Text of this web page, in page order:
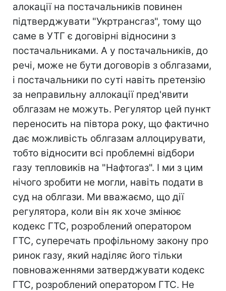
алокації на постачальників повинен
підтверджувати "Укртрансгаз", тому що
саме в УТГ є договірні відносини з
постачальниками. А у постачальників, до
речі, може не бути договорів з облгазами,
і постачальники по суті навіть претензію
за неправильну аллокації пред'явити
облгазам не можуть. Регулятор цей пункт
переносить на півтора року, що фактично
дає можливість облгазам аллоцирувати,
тобто відносити всі проблемні відбори
газу тепловиків на "Нафтогаз". І ми з цим
нічого зробити не могли, навіть подати в
суд на облгази. Ми вважаємо, що дії
регулятора, коли він як хоче змінює
кодекс ГТС, розроблений оператором
ГТС, суперечать профільному закону про
ринок газу, який наділяє його тільки
повноваженнями затверджувати кодекс
ГТС, розроблений оператором ГТС. Не